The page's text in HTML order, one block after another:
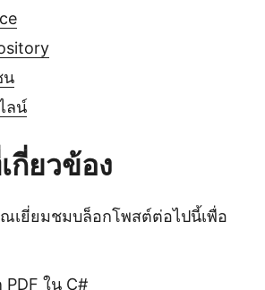
น
ลน์
กี่ยวข้อง
เยี่ยมชมบล็อกโพสต์ต่อไปนี้เพื่อ
ใน C#